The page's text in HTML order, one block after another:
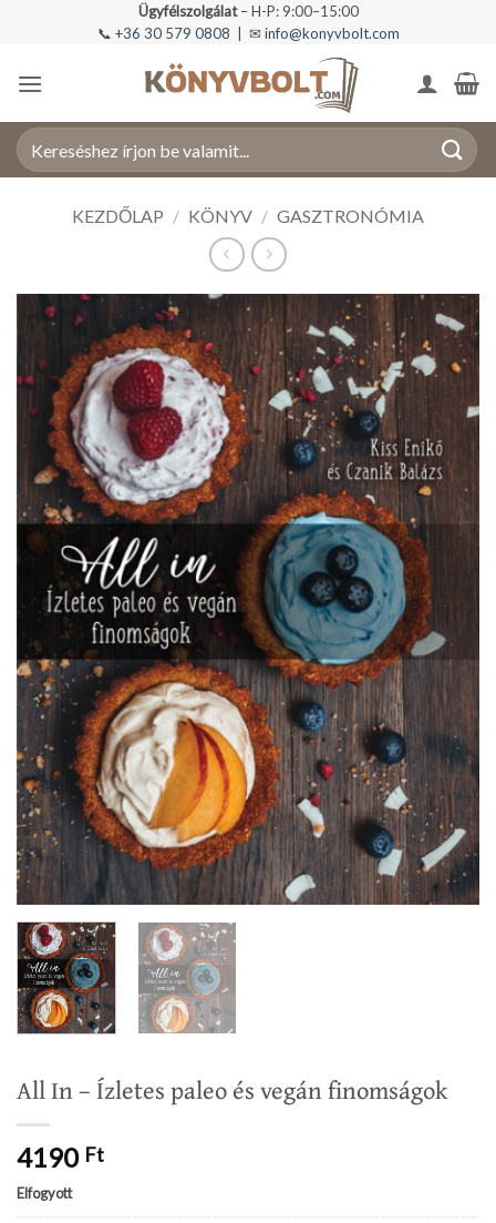
Ügyfélszolgálat– H-P: 9:00–15:00
📞 +36 30 579 0808 | ✉ info@konyvbolt.com
Keresés
a
KEZDŐLAP / KÖNYV / GASZTRONÓMIA
All In – Ízletes paleo és vegán finomságok
4190 Ft
Elfogyott